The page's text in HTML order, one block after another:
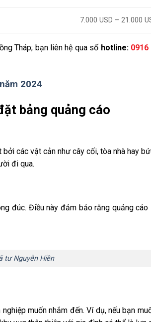
7.000 USD – 21.000
Tháp; bạn liên hệ qua số hotline: 0916
2024
bảng quảng cáo
các vật cản như cây cối, tòa nhà hay
đi qua.
đúc. Điều này đảm bảo rằng quảng
tư Nguyễn Hiền
muốn nhắm đến. Ví dụ, nếu bạn